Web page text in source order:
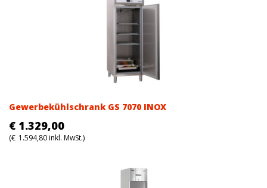
Gewerbekühlschrank GS 7070 INOX
€ 1.329,00
(€ 1.594,80inkl. MwSt.)